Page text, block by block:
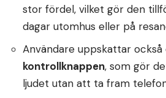
stor fördel, vilket gör den
dagar utomhus eller på
Användare uppskattar också
kontrollknappen, som gör
ljudet utan att ta fram